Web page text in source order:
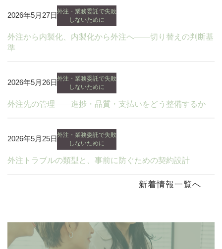
2026年5月27日外注・業務委託で失敗
しないために
外注から内製化、内製化から外注へ——切り替えの判断基
準
2026年5月26日外注・業務委託で失敗
しないために
外注先の管理——進捗・品質・支払いをどう整備するか
2026年5月25日外注・業務委託で失敗
しないために
外注トラブルの類型と、事前に防ぐための契約設計
新着情報一覧へ